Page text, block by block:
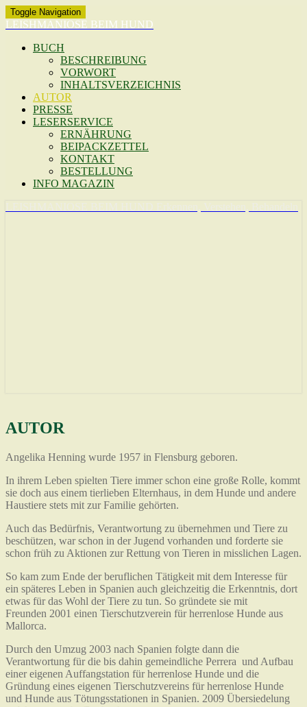
Toggle Navigation
LEISHMANIOSE BEIM HUND
BUCH
BESCHREIBUNG
VORWORT
INHALTSVERZEICHNIS
AUTOR
PRESSE
LESERSERVICE
ERNÄHRUNG
BEIPACKZETTEL
KONTAKT
BESTELLUNG
INFO MAGAZIN
LEISHMANIOSE BEIM HUND Erkennen, Verstehen, Behandeln
AUTOR
AUTOR
Angelika Henning wurde 1957 in Flensburg geboren.
In ihrem Leben spielten Tiere immer schon eine große Rolle, kommt
sie doch aus einem tierlieben Elternhaus, in dem Hunde und andere
Haustiere stets mit zur Familie gehörten.
Auch das Bedürfnis, Verantwortung zu übernehmen und Tiere zu
beschützen, war schon in der Jugend vorhanden und forderte sie
schon früh zu Aktionen zur Rettung von Tieren in misslichen Lagen.
So kam zum Ende der beruflichen Tätigkeit mit dem Interesse für
ein späteres Leben in Spanien auch gleichzeitig die Erkenntnis, dort
etwas für das Wohl der Tiere zu tun. So gründete sie mit
Freunden 2001 einen Tierschutzverein für herrenlose Hunde aus
Mallorca.
Durch den Umzug 2003 nach Spanien folgte dann die
Verantwortung für die bis dahin gemeindliche Perrera und Aufbau
einer eigenen Auffangstation für herrenlose Hunde und die
Gründung eines eigenen Tierschutzvereins für herrenlose Hunde
und Hunde aus Tötungsstationen in Spanien. 2009 Übersiedelung